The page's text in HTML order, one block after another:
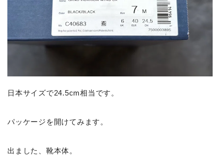
日本サイズで24.5cm相当です。
パッケージを開けてみます。
出ました、靴本体。